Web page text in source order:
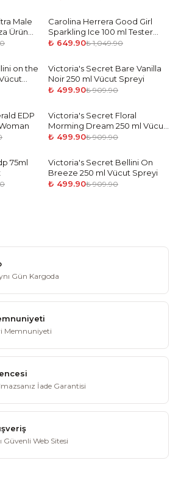
Male
Ürün
-38%
Carolina Herrera Good Girl
Sparkling Ice 100 ml Tester
Parfüm Kadın
₺ 649.90₺ 1,049.90
on the
-45%
Victoria's Secret Bare Vanilla
Noir 250 ml Vücut Spreyi
₺ 499.90₺ 909.90
EDP
-45%
Victoria's Secret Floral
Morming Dream 250 ml Vücut
Spreyi
₺ 499.90₺ 909.90
75ml
-45%
Victoria's Secret Bellini On
Breeze 250 ml Vücut Spreyi
₺ 499.90₺ 909.90
Gün Kargoda
Memnuniyeti
İade Garantisi
Güvenli Web Sitesi